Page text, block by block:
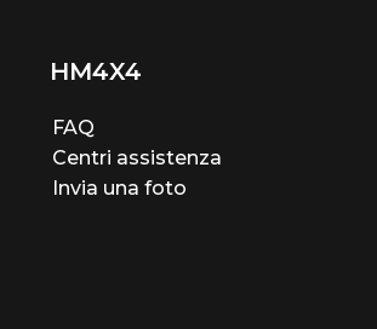
HM4X4
FAQ
Centri assistenza
Invia una foto